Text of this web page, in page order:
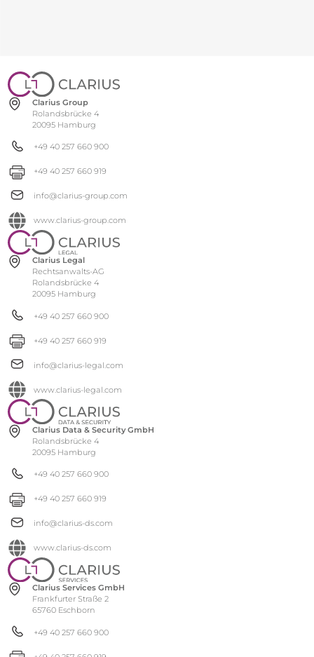
Clarius Group
Rolandsbrücke 4
20095 Hamburg
+49 40 257 660 900
+49 40 257 660 919
info@clarius-group.com
www.clarius-group.com
Clarius Legal
Rechtsanwalts-AG
Rolandsbrücke 4
20095 Hamburg
+49 40 257 660 900
+49 40 257 660 919
info@clarius-legal.com
www.clarius-legal.com
Clarius Data & Security GmbH
Rolandsbrücke 4
20095 Hamburg
+49 40 257 660 900
+49 40 257 660 919
info@clarius-ds.com
www.clarius-ds.com
Clarius Services GmbH
Frankfurter Straße 2
65760 Eschborn
+49 40 257 660 900